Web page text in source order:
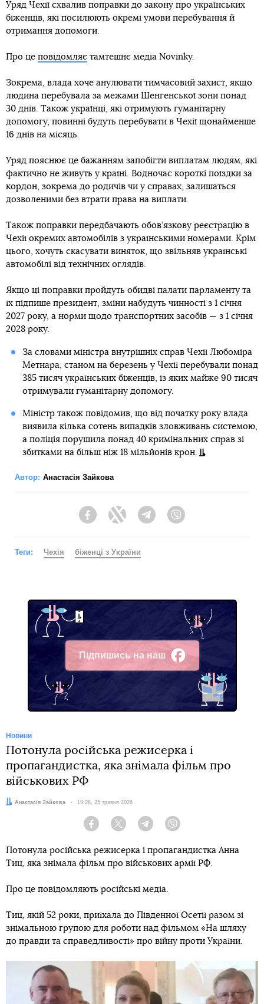
Уряд Чехії схвалив поправки до закону про українських
біженців, які посилюють окремі умови перебування й
отримання допомоги.
Про це повідомляє тамтешнє медіа Novinky.
Зокрема, влада хоче анулювати тимчасовий захист, якщо
людина перебувала за межами Шенгенської зони понад
30 днів. Також українці, які отримують гуманітарну
допомогу, повинні будуть перебувати в Чехії щонайменше
16 днів на місяць.
Уряд пояснює це бажанням запобігти виплатам людям, які
фактично не живуть у країні. Водночас короткі поїздки за
кордон, зокрема до родичів чи у справах, залишаться
дозволеними без втрати права на виплати.
Також поправки передбачають обов’язкову реєстрацію в
Чехії окремих автомобілів з українськими номерами. Крім
цього, хочуть скасувати виняток, що звільняв українські
автомобілі від технічних оглядів.
Якщо ці поправки пройдуть обидві палати парламенту та
їх підпише президент, зміни набудуть чинності з 1 січня
2027 року, а норми щодо транспортних засобів — з 1 січня
2028 року.
За словами міністра внутрішніх справ Чехії Любоміра
Метнара, станом на березень у Чехії перебували понад
385 тисяч українських біженців, із яких майже 90 тисяч
отримували гуманітарну допомогу.
Міністр також повідомив, що від початку року влада
виявила кілька сотень випадків зловживань системою,
а поліція порушила понад 40 кримінальних справ зі
збитками на більш ніж 18 мільйонів крон.
Автор: Анастасія Зайкова
FacebookTwitter Telegram
Теги: Чехія біженці з України
Підпишись на наш
Facebook
Новини
Потонула російська режисерка і
пропагандистка, яка знімала фільм про
військових РФ
Автор:
Анастасія Зайкова Дата:
19:28, 25 травня 2026
Facebook Twitter Telegram
Потонула російська режисерка і пропагандистка Анна
Тиц, яка знімала фільм про військових армії РФ.
Про це повідомляють російські медіа.
Тиц, якій 52 роки, приїхала до Південної Осетії разом зі
знімальною групою для роботи над фільмом «На шляху
до правди та справедливості» про війну проти України.